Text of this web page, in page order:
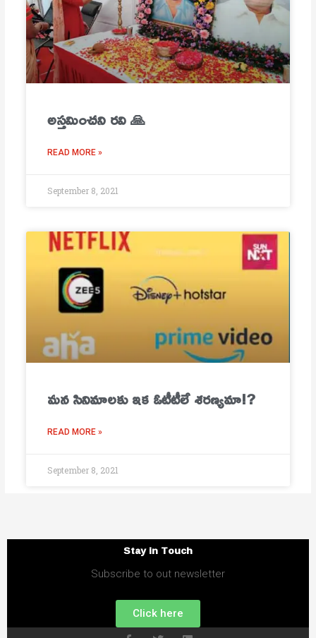
అస్తమించని రవి 🙏
READ MORE »
September 8, 2021
మ‌న సినిమాల‌కు ఇక ఓటీటీలే శ‌ర‌ణ్య‌మా!?
READ MORE »
September 8, 2021
Stay in Touch
Subscribe to out newsletter
Click here